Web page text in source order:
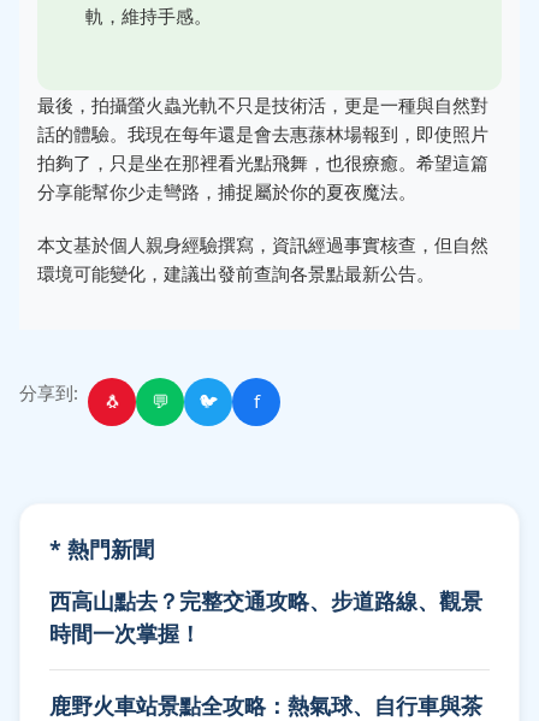
軌，維持手感。
最後，拍攝螢火蟲光軌不只是技術活，更是一種與自然對
話的體驗。我現在每年還是會去惠蓀林場報到，即使照片
拍夠了，只是坐在那裡看光點飛舞，也很療癒。希望這篇
分享能幫你少走彎路，捕捉屬於你的夏夜魔法。
本文基於個人親身經驗撰寫，資訊經過事實核查，但自然
環境可能變化，建議出發前查詢各景點最新公告。
分享到: 🐧 💬 🐦 f
* 熱門新聞
西高山點去？完整交通攻略、步道路線、觀景
時間一次掌握！
鹿野火車站景點全攻略：熱氣球、自行車與茶